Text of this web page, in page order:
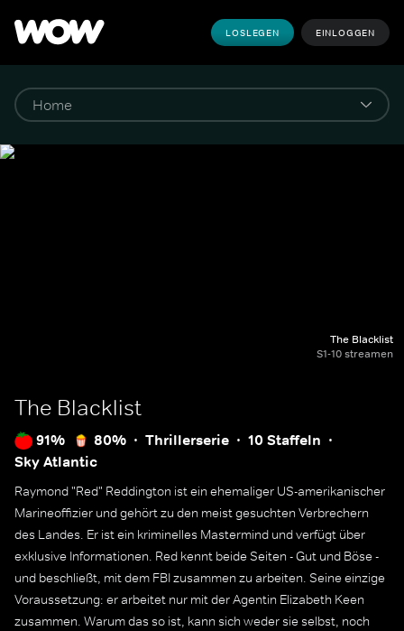
LOSLEGEN EINLOGGEN
The Blacklist
S1-10 streamen
The Blacklist
91% 80% Thrillerserie
10 Staffeln
Sky Atlantic
Raymond "Red" Reddington ist ein ehemaliger US-amerikanischer
Marineoffizier und gehört zu den meist gesuchten Verbrechern
des Landes. Er ist ein kriminelles Mastermind und verfügt über
exklusive Informationen. Red kennt beide Seiten - Gut und Böse -
und beschließt, mit dem FBI zusammen zu arbeiten. Seine einzige
Voraussetzung: er arbeitet nur mit der Agentin Elizabeth Keen
zusammen. Warum das so ist, kann sich weder sie selbst, noch